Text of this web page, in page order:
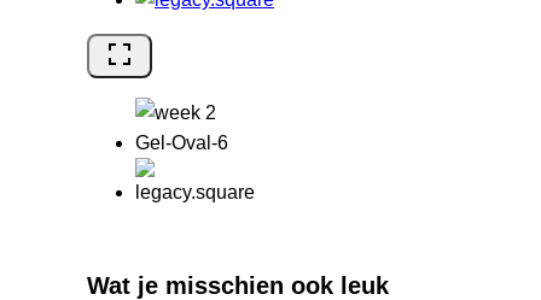
Wat je misschien ook leuk